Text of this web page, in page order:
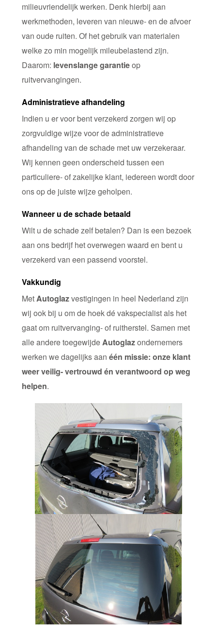
milieuvriendelijk werken. Denk hierbij aan
werkmethoden, leveren van nieuwe- en de afvoer
van oude ruiten. Of het gebruik van materialen
welke zo min mogelijk mileubelastend zijn.
Daarom: levenslange garantieop
ruitvervangingen.
Administratieve afhandeling
Indien u er voor bent verzekerd zorgen wij op
zorgvuldige wijze voor de administratieve
afhandeling van de schade met uw verzekeraar.
Wij kennen geen onderscheid tussen een
particuliere- of zakelijke klant, iedereen wordt door
ons op de juiste wijze geholpen.
Wanneer u de schade betaald
Wilt u de schade zelf betalen? Dan is een bezoek
aan ons bedrijf het overwegen waard en bent u
verzekerd van een passend voorstel.
Vakkundig
MetAutoglazvestigingen in heel Nederland zijn
wij ook bij u om de hoek dé vakspecialist als het
gaat om ruitvervanging- of ruitherstel. Samen met
alle andere toegewijdeAutoglazondernemers
werken we dagelijks aan één missie: onze klant
weer veilig- vertrouwd én verantwoord op weg
helpen.